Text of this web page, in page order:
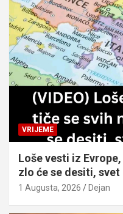
VRIJEME
Loše vesti iz
zlo će se desiti,
1 Augusta, 2026 Dejan